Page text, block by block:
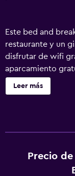
Este bed and
restaurante y un
disfrutar de wifi
aparcamiento
lounge, un bar
del Carato ofrece
gratuitos. Este
ofrece acceso a
Leer más
Precio